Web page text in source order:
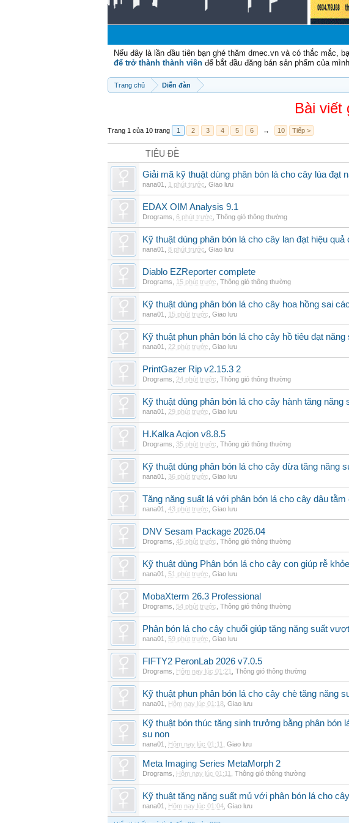
Nếu đây là lần đầu tiên bạn ghé thăm dmec.vn và có thắc mắc,
để trở thành thành viên để bắt đầu đăng bán sản phẩm của
Trang chủ Diễn đàn
Bài viết
Trang 1 của 10 trang 1 2 3 4 5 6 → 10 Tiếp >
TIÊU ĐỀ
Giải mã kỹ thuật dùng phân bón lá cho cây lúa đạt
nana01 1 phút trước Giao lưu
EDAX OIM Analysis 9.1
Drograms 6 phút trước Thông gió thông thường
Kỹ thuật dùng phân bón lá cho cây lan đạt hiệu quả
nana01 8 phút trước Giao lưu
Diablo EZReporter complete
Drograms 15 phút trước Thông gió thông thường
Kỹ thuật dùng phân bón lá cho cây hoa hồng sai
nana01 15 phút trước Giao lưu
Kỹ thuật phun phân bón lá cho cây hồ tiêu đạt năng
nana01 22 phút trước Giao lưu
PrintGazer Rip v2.15.3 2
Drograms 24 phút trước Thông gió thông thường
Kỹ thuật dùng phân bón lá cho cây hành tăng năng
nana01 29 phút trước Giao lưu
H.Kalka Aqion v8.8.5
Drograms 35 phút trước Thông gió thông thường
Kỹ thuật dùng phân bón lá cho cây dừa tăng năng
nana01 36 phút trước Giao lưu
Tăng năng suất lá với phân bón lá cho cây dâu tằm
nana01 43 phút trước Giao lưu
DNV Sesam Package 2026.04
Drograms 45 phút trước Thông gió thông thường
Kỹ thuật dùng Phân bón lá cho cây con giúp rễ
nana01 51 phút trước Giao lưu
MobaXterm 26.3 Professional
Drograms 54 phút trước Thông gió thông thường
Phân bón lá cho cây chuối giúp tăng năng suất
nana01 59 phút trước Giao lưu
FIFTY2 PeronLab 2026 v7.0.5
Drograms Hôm nay lúc 01:21 Thông gió thông thường
Kỹ thuật phun phân bón lá cho cây chè tăng năng
nana01 Hôm nay lúc 01:18 Giao lưu
Kỹ thuật bón thúc tăng sinh trưởng bằng phân bón
su non
nana01 Hôm nay lúc 01:11 Giao lưu
Meta Imaging Series MetaMorph 2
Drograms Hôm nay lúc 01:11 Thông gió thông thường
Kỹ thuật tăng năng suất mủ với phân bón lá cho
nana01 Hôm nay lúc 01:04 Giao lưu